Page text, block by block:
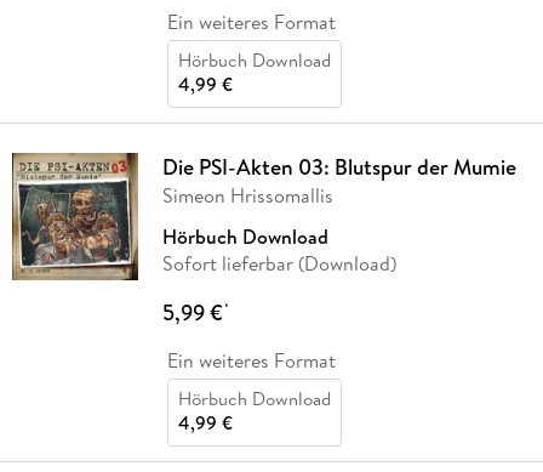
Ein weiteres Format
Hörbuch Download
4,99 €
Die PSI-Akten 03: Blutspur der Mumie
Simeon Hrissomallis
Hörbuch Download
Sofort lieferbar (Download)
5,99 €*
Ein weiteres Format
Hörbuch Download
4,99 €